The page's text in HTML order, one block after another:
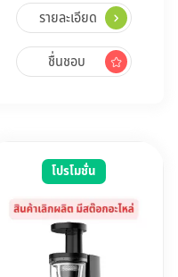
รายละเอียด
ชื่นชอบ
โปรโมชั่น